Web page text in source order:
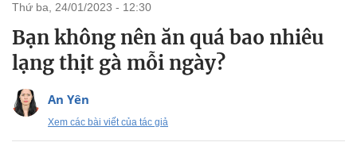
thứ ba, 24/01/2023 - 12:30
Bạn không nên ăn quá bao nhiêu
lạng thịt gà mỗi ngày?
An Yên
Xem các bài viết của tác giả